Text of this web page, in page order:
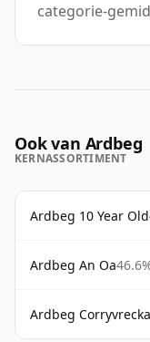
categorie-
Ook van Ardbeg
KERNASSORTIMENT
Ardbeg 10 Year Old
Ardbeg An Oa
Ardbeg